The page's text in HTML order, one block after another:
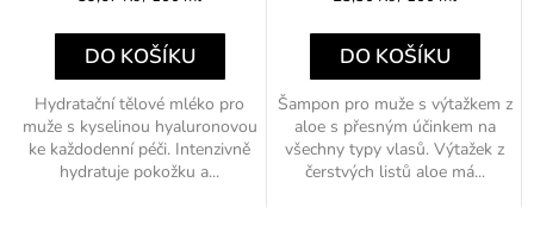
DO KOŠÍKU
Hydratační tělové mléko pro
muže s kyselinou hyaluronovou
ke každodenní péči. Intenzivně
hydratuje pokožku a...
DO KOŠÍKU
Šampon pro muže s výtažkem z
aloe s přesným účinkem na
všechny typy vlasů. Výtažek z
čerstvých listů aloe má...